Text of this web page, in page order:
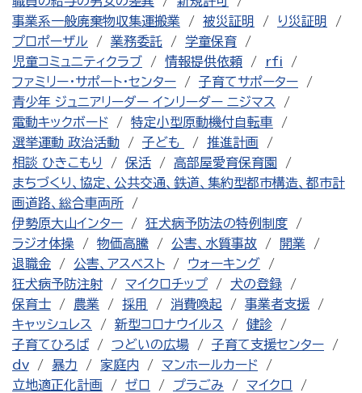
事業系一般廃棄物収集運搬業
被災証明
り災証明
プロポーザル
業務委託
学童保育
児童コミュニティクラブ
情報提供依頼
rfi
ファミリー・サポート・センター
子育てサポーター
青少年 ジュニアリーダー インリーダー ニジマス
電動キックボード
特定小型原動機付自転車
選挙運動 政治活動
子ども
推進計画
相談 ひきこもり
保活
高部屋愛育保育園
まちづくり、協定、公共交通、鉄道、集約型都市構造、都市計
画道路、総合車両所
伊勢原大山インター
狂犬病予防法の特例制度
ラジオ体操
物価高騰 公害、水質事故
開業
退職金
公害、アスベスト
ウォーキング
狂犬病予防注射
マイクロチップ
犬の登録
保育士
農業 採用 消費喚起
事業者支援
キャッシュレス
新型コロナウイルス
健診
子育てひろば
つどいの広場
子育て支援センター
dv
暴力 家庭内
マンホールカード
立地適正化計画
ゼロ プラごみ
マイクロ